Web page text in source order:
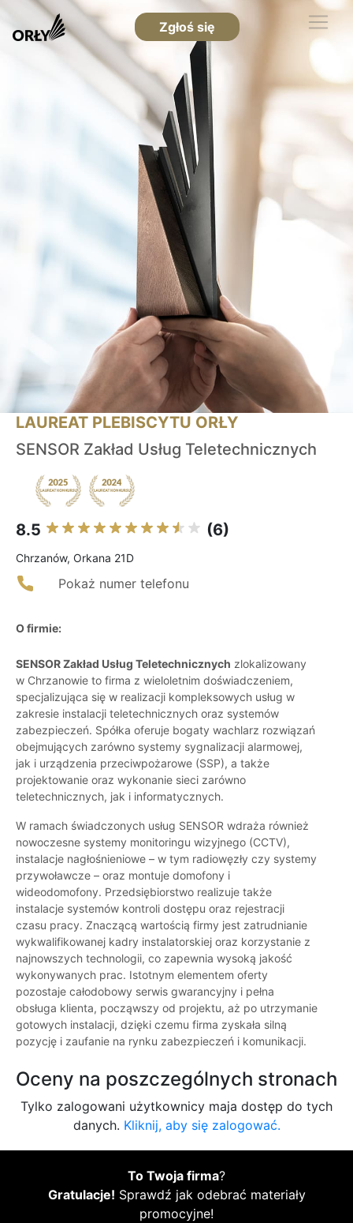
Zgłoś się
LAUREAT PLEBISCYTU ORŁY
SENSOR Zakład Usług Teletechnicznych
8.5 (6)
Chrzanów, Orkana 21D
Pokaż numer telefonu
O firmie:
SENSOR Zakład Usług Teletechnicznych zlokalizowany
w Chrzanowie to firma z wieloletnim doświadczeniem,
specjalizująca się w realizacji kompleksowych usług w
zakresie instalacji teletechnicznych oraz systemów
zabezpieczeń. Spółka oferuje bogaty wachlarz rozwiązań
obejmujących zarówno systemy sygnalizacji alarmowej,
jak i urządzenia przeciwpożarowe (SSP), a także
projektowanie oraz wykonanie sieci zarówno
teletechnicznych, jak i informatycznych.
W ramach świadczonych usług SENSOR wdraża również
nowoczesne systemy monitoringu wizyjnego (CCTV),
instalacje nagłośnieniowe – w tym radiowęzły czy systemy
przywoławcze – oraz montuje domofony i
wideodomofony. Przedsiębiorstwo realizuje także
instalacje systemów kontroli dostępu oraz rejestracji
czasu pracy. Znaczącą wartością firmy jest zatrudnianie
wykwalifikowanej kadry instalatorskiej oraz korzystanie z
najnowszych technologii, co zapewnia wysoką jakość
wykonywanych prac. Istotnym elementem oferty
pozostaje całodobowy serwis gwarancyjny i pełna
obsługa klienta, począwszy od projektu, aż po utrzymanie
gotowych instalacji, dzięki czemu firma zyskała silną
pozycję i zaufanie na rynku zabezpieczeń i komunikacji.
Oceny na poszczególnych stronach
Tylko zalogowani użytkownicy maja dostęp do tych
danych. Kliknij, aby się zalogować.
To Twoja firma?
Gratulacje! Sprawdź jak odebrać materiały
promocyjne!